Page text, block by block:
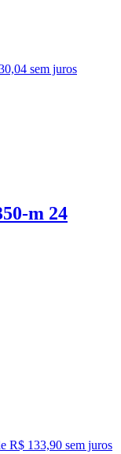
sem juros
m 24
R$ 133,90 sem juros